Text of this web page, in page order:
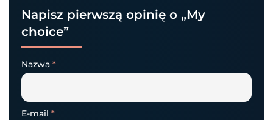
Napisz pierwszą opinię o „My
choice”
Nazwa *
E-mail *